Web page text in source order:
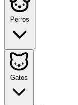
Perros
Gatos